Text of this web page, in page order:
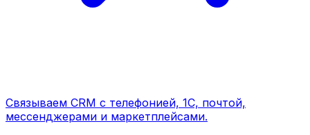
Связываем CRM с телефонией, 1С, почтой,
мессенджерами и маркетплейсами.